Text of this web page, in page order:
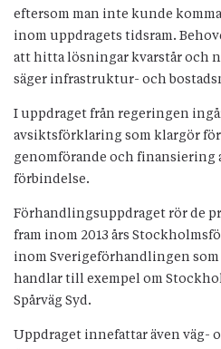
eftersom man inte kunde
inom uppdragets tidsram.
att hitta lösningar kvarstår och
säger infrastruktur- och
I uppdraget från regeringen
avsiktsförklaring som klargör
genomförande och finansiering
förbindelse.
Förhandlingsuppdraget rör de
fram inom 2013 års
inom Sverigeförhandlingen
handlar till exempel om
Spårväg Syd.
Uppdraget innefattar även